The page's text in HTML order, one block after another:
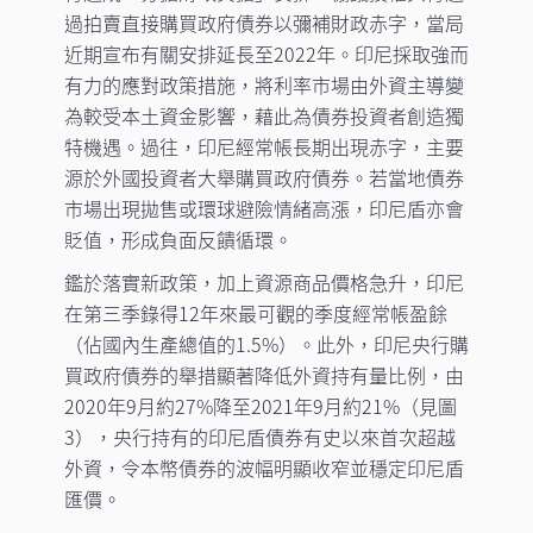
過拍賣直接購買政府債券以彌補財政赤字，當局
近期宣布有關安排延長至2022年。印尼採取強而
有力的應對政策措施，將利率市場由外資主導變
為較受本土資金影響，藉此為債券投資者創造獨
特機遇。過往，印尼經常帳長期出現赤字，主要
源於外國投資者大舉購買政府債券。若當地債券
市場出現拋售或環球避險情緒高漲，印尼盾亦會
貶值，形成負面反饋循環。
鑑於落實新政策，加上資源商品價格急升，印尼
在第三季錄得12年來最可觀的季度經常帳盈餘
（佔國內生產總值的1.5%）。此外，印尼央行購
買政府債券的舉措顯著降低外資持有量比例，由
2020年9月約27%降至2021年9月約21%（見圖
3），央行持有的印尼盾債券有史以來首次超越
外資，令本幣債券的波幅明顯收窄並穩定印尼盾
匯價。